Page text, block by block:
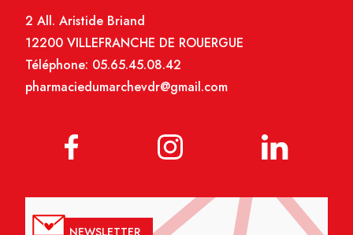
2 All. Aristide Briand
12200 VILLEFRANCHE DE ROUERGUE
Téléphone: 05.65.45.08.42
pharmaciedumarchevdr@gmail.com
NEWSLETTER